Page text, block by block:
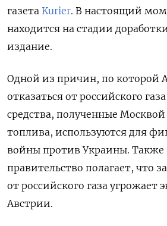
газета Kurier. В настоящий
находится на стадии
издание.
Одной из причин, по которой
отказаться от российского
средства, полученные
топлива, используются для
войны против Украины. Также
правительство полагает, что
от российского газа угрожает
Австрии.